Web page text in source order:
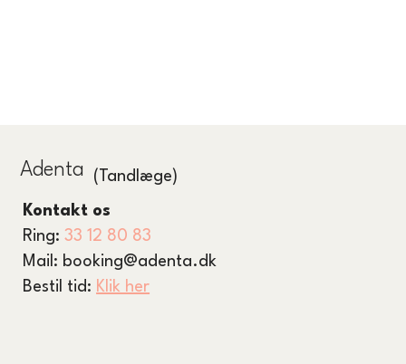
Adenta (Tandlæge)
Kontakt os
Ring:33 12 80 83
Mail: booking@adenta.dk
Bestil tid: Klik her